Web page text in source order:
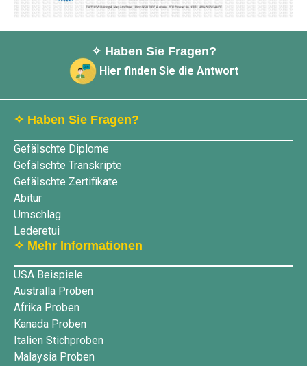
✧ Haben Sie Fragen?
Hier finden Sie die Antwort
✧ Haben Sie Fragen?
Gefälschte Diplome
Gefälschte Transkripte
Gefälschte Zertifikate
Abitur
Umschlag
Lederetui
✧ Mehr Informationen
USA Beispiele
Australla Proben
Afrika Proben
Kanada Proben
Italien Stichproben
Malaysia Proben